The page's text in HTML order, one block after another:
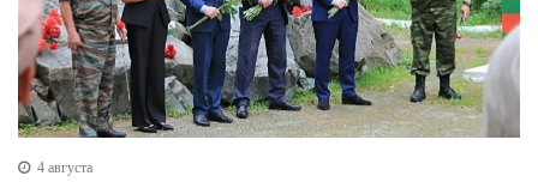
4 августа